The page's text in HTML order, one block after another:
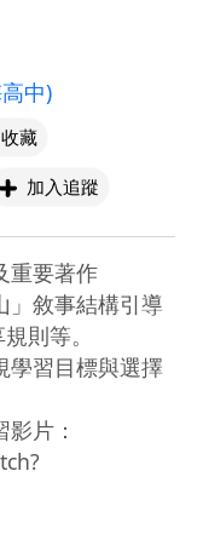
中)
收藏
加入追蹤
則等。